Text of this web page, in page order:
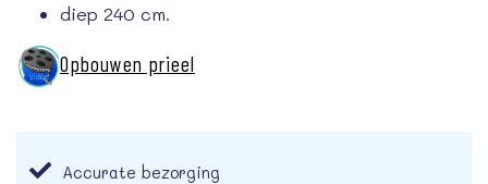
diep 240 cm.
Opbouwen prieel
Accurate bezorging